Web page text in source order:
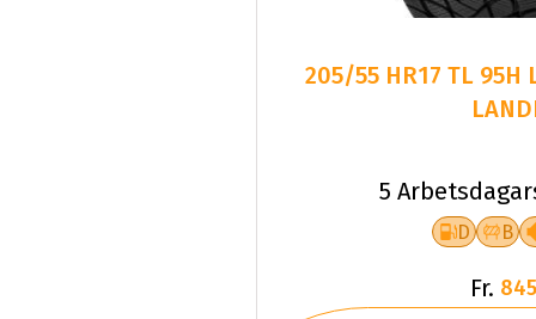
205/55 HR17 TL 95H
5
D B
Fr.